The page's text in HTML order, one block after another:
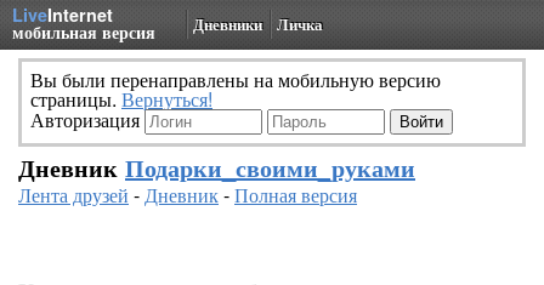
LiveInternet
мобильная версия Дневники Личка
Вы были перенаправлены на мобильную версию
страницы. Вернуться!
Авторизация
Дневник Подарки_своими_руками
Лента друзей -Дневник-Полная версия